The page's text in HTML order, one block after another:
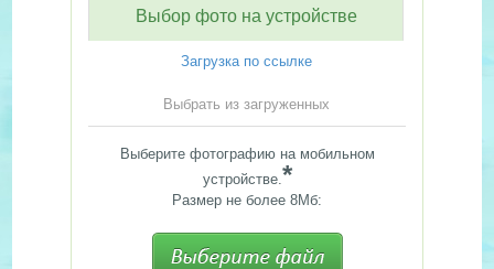
Выбор фото на устройстве
Загрузка по ссылке
Выбрать из загруженных
Выберите фотографию на мобильном
устройстве.*
Размер не более 8Мб: